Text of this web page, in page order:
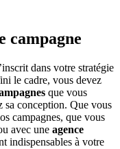
campagne
dans votre stratégie
le cadre, vous devez
que vous
sa conception. Que vous
campagnes, que vous
avec une agence
indispensables à votre